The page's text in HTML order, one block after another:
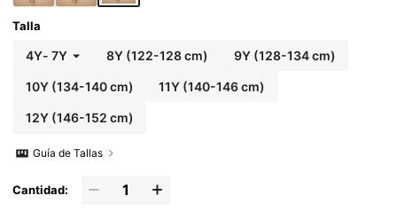
Talla
4Y- 7Y 8Y (122-128 cm) 9Y (128-134 cm)
10Y(134-140 cm) 11Y (140-146 cm)
12Y(146-152 cm)
Guía de Tallas
Cantidad: